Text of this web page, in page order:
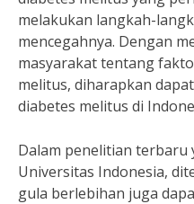
melakukan langkah-
mencegahnya. Dengan
masyarakat tentang
melitus, diharapkan
diabetes melitus di
Dalam penelitian terbaru
Universitas Indonesia,
gula berlebihan juga